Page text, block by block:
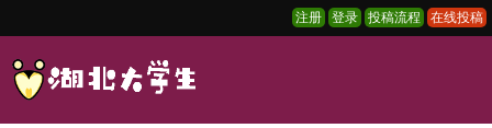
注册 登录 投稿流程 在线投稿